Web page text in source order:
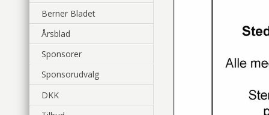
Berner Bladet
Årsblad
Sponsorer
Sponsorudvalg
DKK